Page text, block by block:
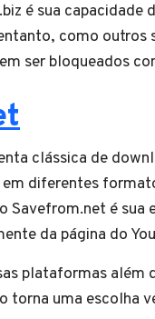
é sua
como outros
ser bloqueados
clássica de
diferentes
Savefrom.net é
da página do
plataformas além
torna uma escolha